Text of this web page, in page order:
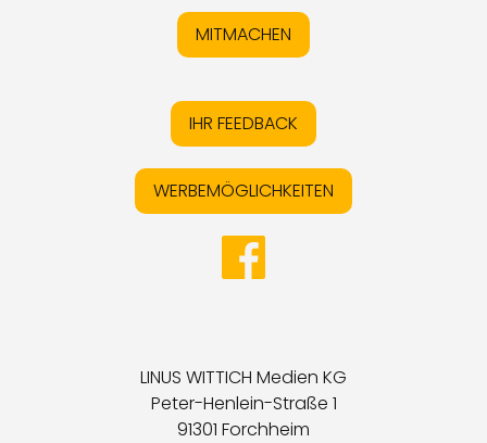
MITMACHEN
IHR FEEDBACK
WERBEMÖGLICHKEITEN
LINUS WITTICH Medien KG
Peter-Henlein-Straße 1
91301 Forchheim